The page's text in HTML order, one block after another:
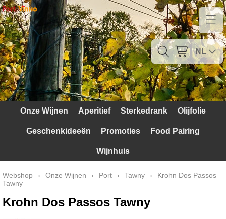
Home
Contact
Mijn account
Verzendkosten
NL
Onze Wijnen Aperitief Sterkedrank Olijfolie
Geschenkideeën Promoties Food Pairing
Wijnhuis
Webshop › Onze Wijnen › Port › Tawny ›
Krohn Dos Passos
Tawny
Krohn Dos Passos Tawny